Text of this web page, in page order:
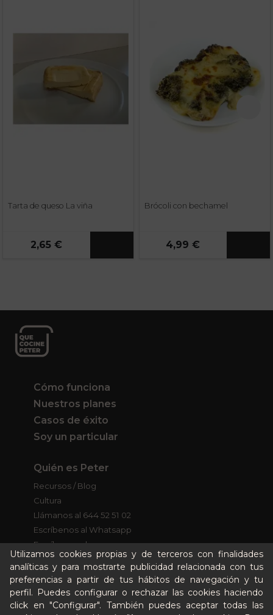
Tarta de queso La viña
2,65 €
Brócoli con bechamel
4,99 €
Utilizamos cookies propias y de terceros con finalidades
analíticas y para mostrarte publicidad relacionada con tus
preferencias a partir de tus hábitos de navegación y tu
perfil. Puedes configurar o rechazar las cookies haciendo
click en "Configurar". También puedes aceptar todas las
Cómo funciona
Nuestros planes
Casos de éxito
Soy un particular
Quién es Peter
Recursos / Blog
Cultura
Llámanos al 644 52 51 02
Escríbenos al Whatsapp
Escríbenos al correo
De lunes a viernes de 8:30 a 14:00
Quiero ser partner de Peter